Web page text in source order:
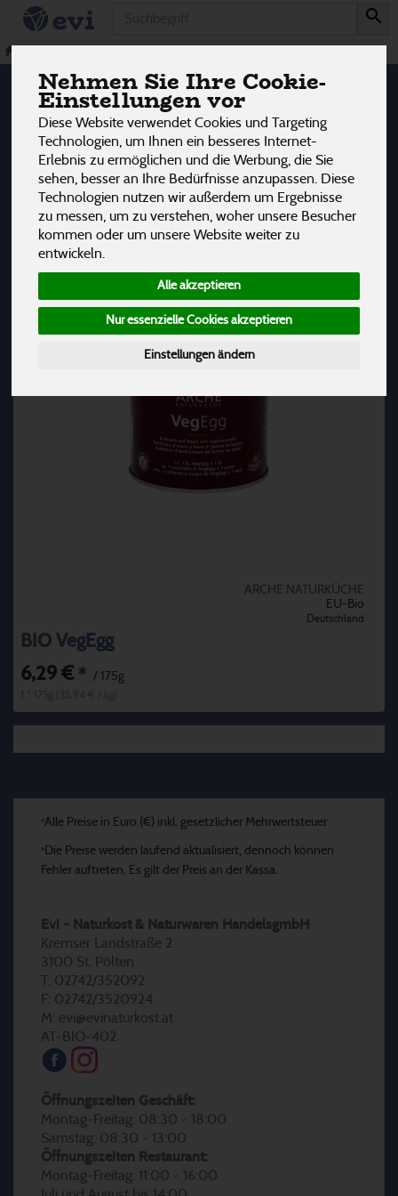
Nehmen Sie Ihre Cookie-
Einstellungen vor
Diese Website verwendet Cookies und Targeting
Technologien, um Ihnen ein besseres Internet-
Erlebnis zu ermöglichen und die Werbung, die Sie
sehen, besser an Ihre Bedürfnisse anzupassen. Diese
Technologien nutzen wir außerdem um Ergebnisse
zu messen, um zu verstehen, woher unsere Besucher
kommen oder um unsere Website weiter zu
entwickeln.
Alle akzeptieren
Nur essenzielle Cookies akzeptieren
Einstellungen ändern
Ei Alternativen
12
Hersteller Ernährung Allergene
ARCHE NATURKÜCHE
EU-Bio
Deutschland
BIO VegEgg
6,29 € * / 175g
* Alle Preise in Euro (€) inkl. gesetzlicher Mehrwertsteuer
* Die Preise werden laufend aktualisiert, dennoch können
Fehler auftreten. Es gilt der Preis an der Kassa.
Evi - Naturkost & Naturwaren HandelsgmbH
Kremser Landstraße 2
3100 St. Pölten
T: 02742/352092
F: 02742/3520924
M: evi@evinaturkost.at
AT-BIO-402
Öffnungszeiten Geschäft:
Montag-Freitag: 08:30 - 18:00
Samstag: 08:30 - 13:00
Öffnungszeiten Restaurant:
Montag-Freitag: 11:00 - 16:00